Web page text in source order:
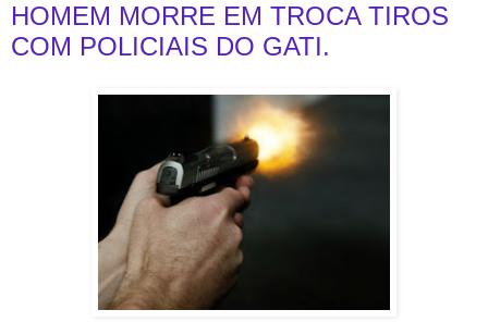
HOMEM MORRE EM TROCA TIROS
COM POLICIAIS DO GATI.